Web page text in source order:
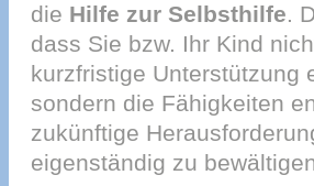
die Hilfe zur Selbsthilfe.
dass Sie bzw. Ihr Kind
kurzfristige Unterstützung
sondern die Fähigkeiten
zukünftige
eigenständig zu